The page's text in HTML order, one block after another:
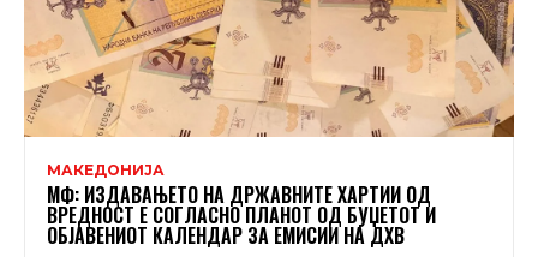
МАКЕДОНИЈА
МФ: ИЗДАВАЊЕТО НА ДРЖАВНИТЕ ХАРТИИ ОД
ВРЕДНОСТ Е СОГЛАСНО ПЛАНОТ ОД БУЏЕТОТ И
ОБЈАВЕНИОТ КАЛЕНДАР ЗА ЕМИСИИ НА ДХВ